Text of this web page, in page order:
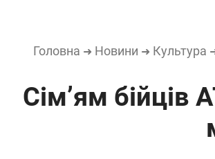
Головна ➜ Новини ➜ Культура
Сім’ям